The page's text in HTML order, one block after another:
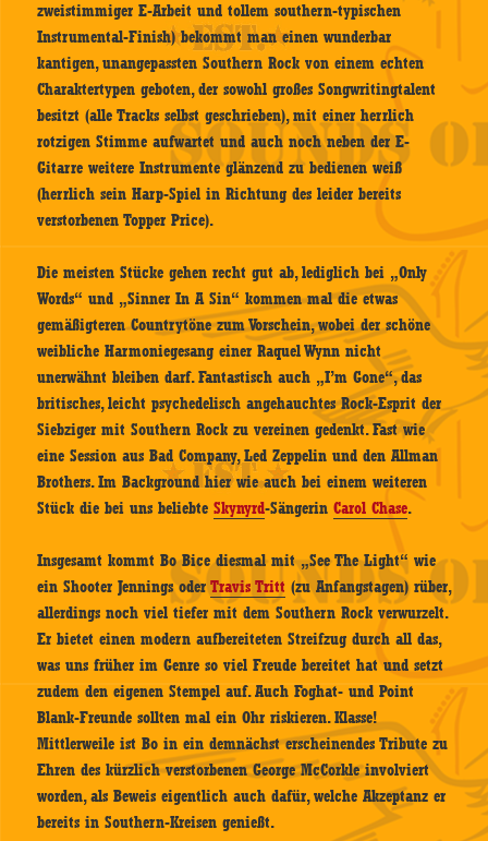
zweistimmiger E-Arbeit und tollem southern-typischen
Instrumental-Finish) bekommt man einen wunderbar
kantigen, unangepassten Southern Rock von einem echten
Charaktertypen geboten, der sowohl großes Songwritingtalent
besitzt (alle Tracks selbst geschrieben), mit einer herrlich
rotzigen Stimme aufwartet und auch noch neben der E-
Gitarre weitere Instrumente glänzend zu bedienen weiß
(herrlich sein Harp-Spiel in Richtung des leider bereits
verstorbenen Topper Price).
Die meisten Stücke gehen recht gut ab, lediglich bei „Only
Words“ und „Sinner In A Sin“ kommen mal die etwas
gemäßigteren Countrytöne zum Vorschein, wobei der schöne
weibliche Harmoniegesang einer Raquel Wynn nicht
unerwähnt bleiben darf. Fantastisch auch „I’m Gone“, das
britisches, leicht psychedelisch angehauchtes Rock-Esprit der
Siebziger mit Southern Rock zu vereinen gedenkt. Fast wie
eine Session aus Bad Company, Led Zeppelin und den Allman
Brothers. Im Background hier wie auch bei einem weiteren
Stück die bei uns beliebteSkynyrd-SängerinCarol Chase.
Insgesamt kommt Bo Bice diesmal mit „See The Light“ wie
ein Shooter Jennings oderTravis Tritt (zu Anfangstagen) rüber,
allerdings noch viel tiefer mit dem Southern Rock verwurzelt.
Er bietet einen modern aufbereiteten Streifzug durch all das,
was uns früher im Genre so viel Freude bereitet hat und setzt
zudem den eigenen Stempel auf. Auch Foghat- und Point
Blank-Freunde sollten mal ein Ohr riskieren. Klasse!
Mittlerweile ist Bo in ein demnächst erscheinendes Tribute zu
Ehren des kürzlich verstorbenen George McCorkle involviert
worden, als Beweis eigentlich auch dafür, welche Akzeptanz er
bereits in Southern-Kreisen genießt.